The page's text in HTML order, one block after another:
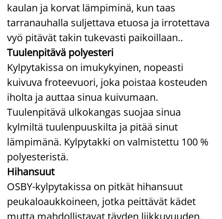
kaulan ja korvat lämpiminä, kun taas
tarranauhalla suljettava etuosa ja irrotettava
vyö pitävät takin tukevasti paikoillaan..
Tuulenpitävä polyesteri
Kylpytakissa on imukykyinen, nopeasti
kuivuva froteevuori, joka poistaa kosteuden
iholta ja auttaa sinua kuivumaan.
Tuulenpitävä ulkokangas suojaa sinua
kylmiltä tuulenpuuskilta ja pitää sinut
lämpimänä. Kylpytakki on valmistettu 100 %
polyesteristä.
Hihansuut
OSBY-kylpytakissa on pitkät hihansuut
peukaloaukkoineen, jotka peittävät kädet
mutta mahdollistavat täyden liikkuvuuden.